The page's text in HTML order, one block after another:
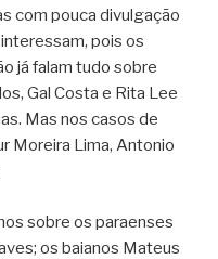
com pouca divulgação
pois os
já falam tudo sobre
Gal Costa e Rita Lee
Mas nos casos de
Moreira Lima, Antonio
sobre os paraenses
os baianos Mateus